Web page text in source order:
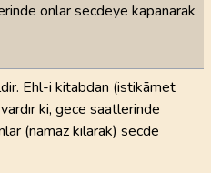
onlar secdeye kapanarak
Ehl-i kitabdan (istikāmet
ki, gece saatlerinde
(namaz kılarak) secde